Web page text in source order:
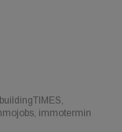
immotermin